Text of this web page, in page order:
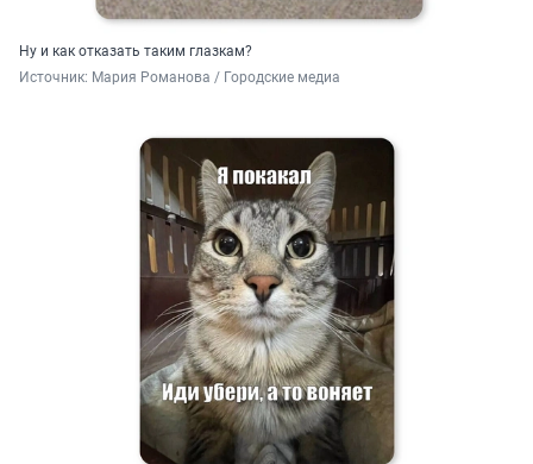
Ну и как отказать таким глазкам?
Источник: Мария Романова / Городские медиа